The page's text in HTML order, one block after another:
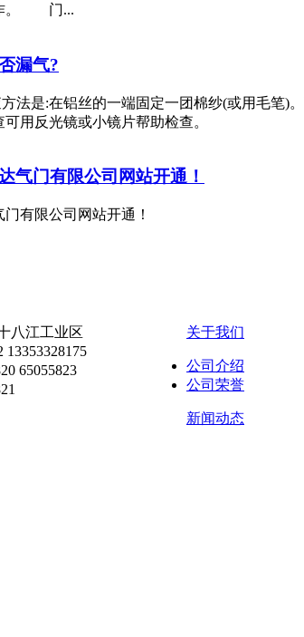
作。 门...
漏气?
法是:在铝丝的一端固定一团棉纱(或用毛笔)
用反光镜或小镜片帮助检查。
气门有限公司网站开通！
有限公司网站开通！
八江工业区
13353328175
65055823
关于我们
公司介绍
公司荣誉
新闻动态